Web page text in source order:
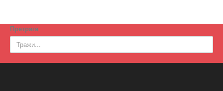
Претрага